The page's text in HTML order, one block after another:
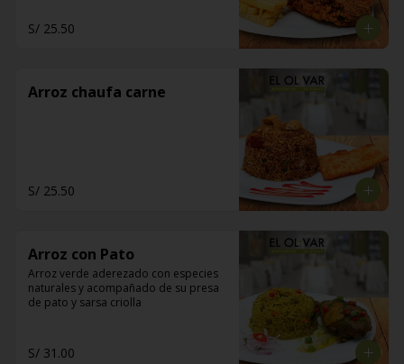
S/ 25.50
Arroz chaufa carne
S/ 25.50
Arroz con Pato
Arroz verde aderezado con especies
naturales y acompañado de su presa
de pato y sarsa criolla
S/ 31.00